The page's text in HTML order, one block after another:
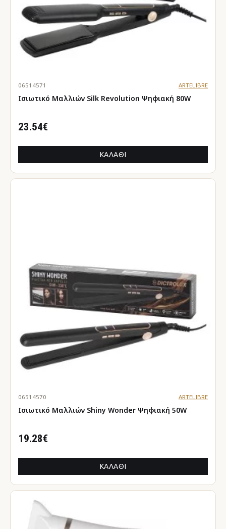
06514571 ARTELIBRE
Ισιωτικό Μαλλιών Silk Revolution Ψηφιακή 80W
23.54€
ΚΑΛΆΘΙ
06514570 ARTELIBRE
Ισιωτικό Μαλλιών Shiny Wonder Ψηφιακή 50W
19.28€
ΚΑΛΆΘΙ